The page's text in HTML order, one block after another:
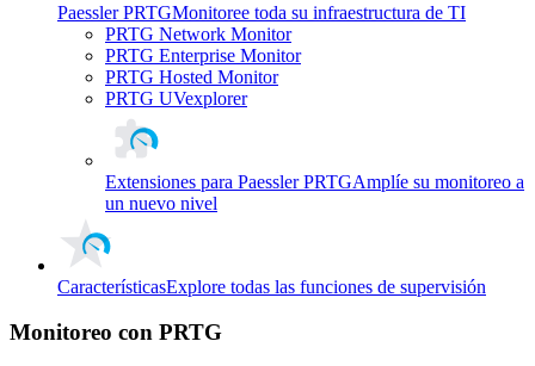
Paessler PRTGMonitoree toda su infraestructura de TI
PRTG Network Monitor
PRTG Enterprise Monitor
PRTG Hosted Monitor
PRTG UVexplorer
Extensiones para Paessler PRTGAmplíe su monitoreo a
un nuevo nivel
CaracterísticasExplore todas las funciones de supervisión
Monitoreo con PRTG